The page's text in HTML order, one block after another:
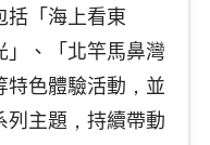
括「海上看東
」、「北竿馬鼻灣
色體驗活動，並
主題，持續帶動